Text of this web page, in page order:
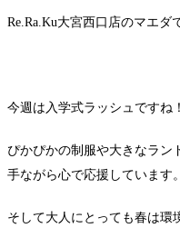
Re.Ra.Ku大宮西口店のマエダ
今週は入学式ラッシュですね！
ぴかぴかの制服や大きなラ
手ながら心で応援しています。
そして大人にとっても春は環